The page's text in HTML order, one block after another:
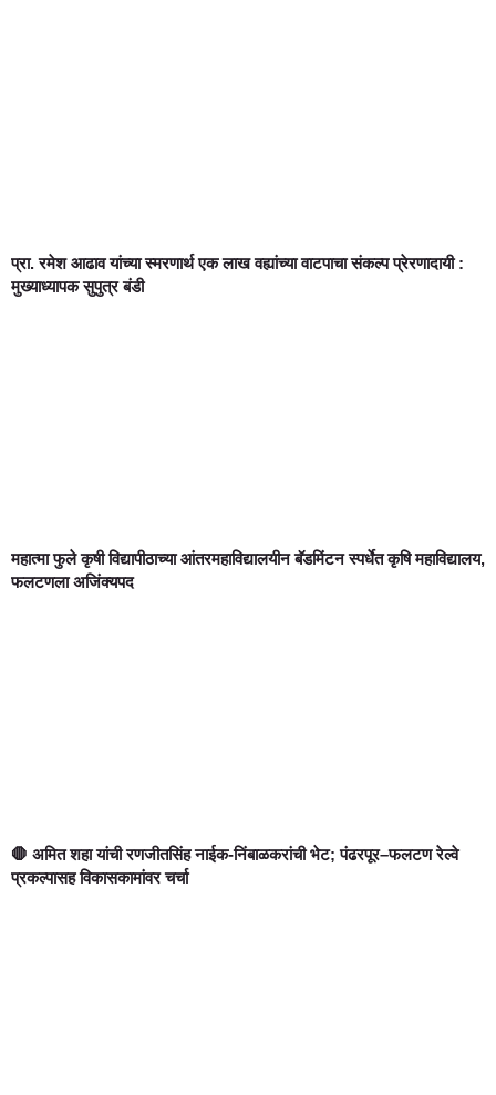
प्रा. रमेश आढाव यांच्या स्मरणार्थ एक लाख वह्यांच्या वाटपाचा संकल्प प्रेरणादायी :
मुख्याध्यापक सुपुत्र बंडी
महात्मा फुले कृषी विद्यापीठाच्या आंतरमहाविद्यालयीन बॅडमिंटन स्पर्धेत कृषि महाविद्यालय,
फलटणला अजिंक्यपद
🛑 अमित शहा यांची रणजीतसिंह नाईक-निंबाळकरांची भेट; पंढरपूर–फलटण रेल्वे
प्रकल्पासह विकासकामांवर चर्चा